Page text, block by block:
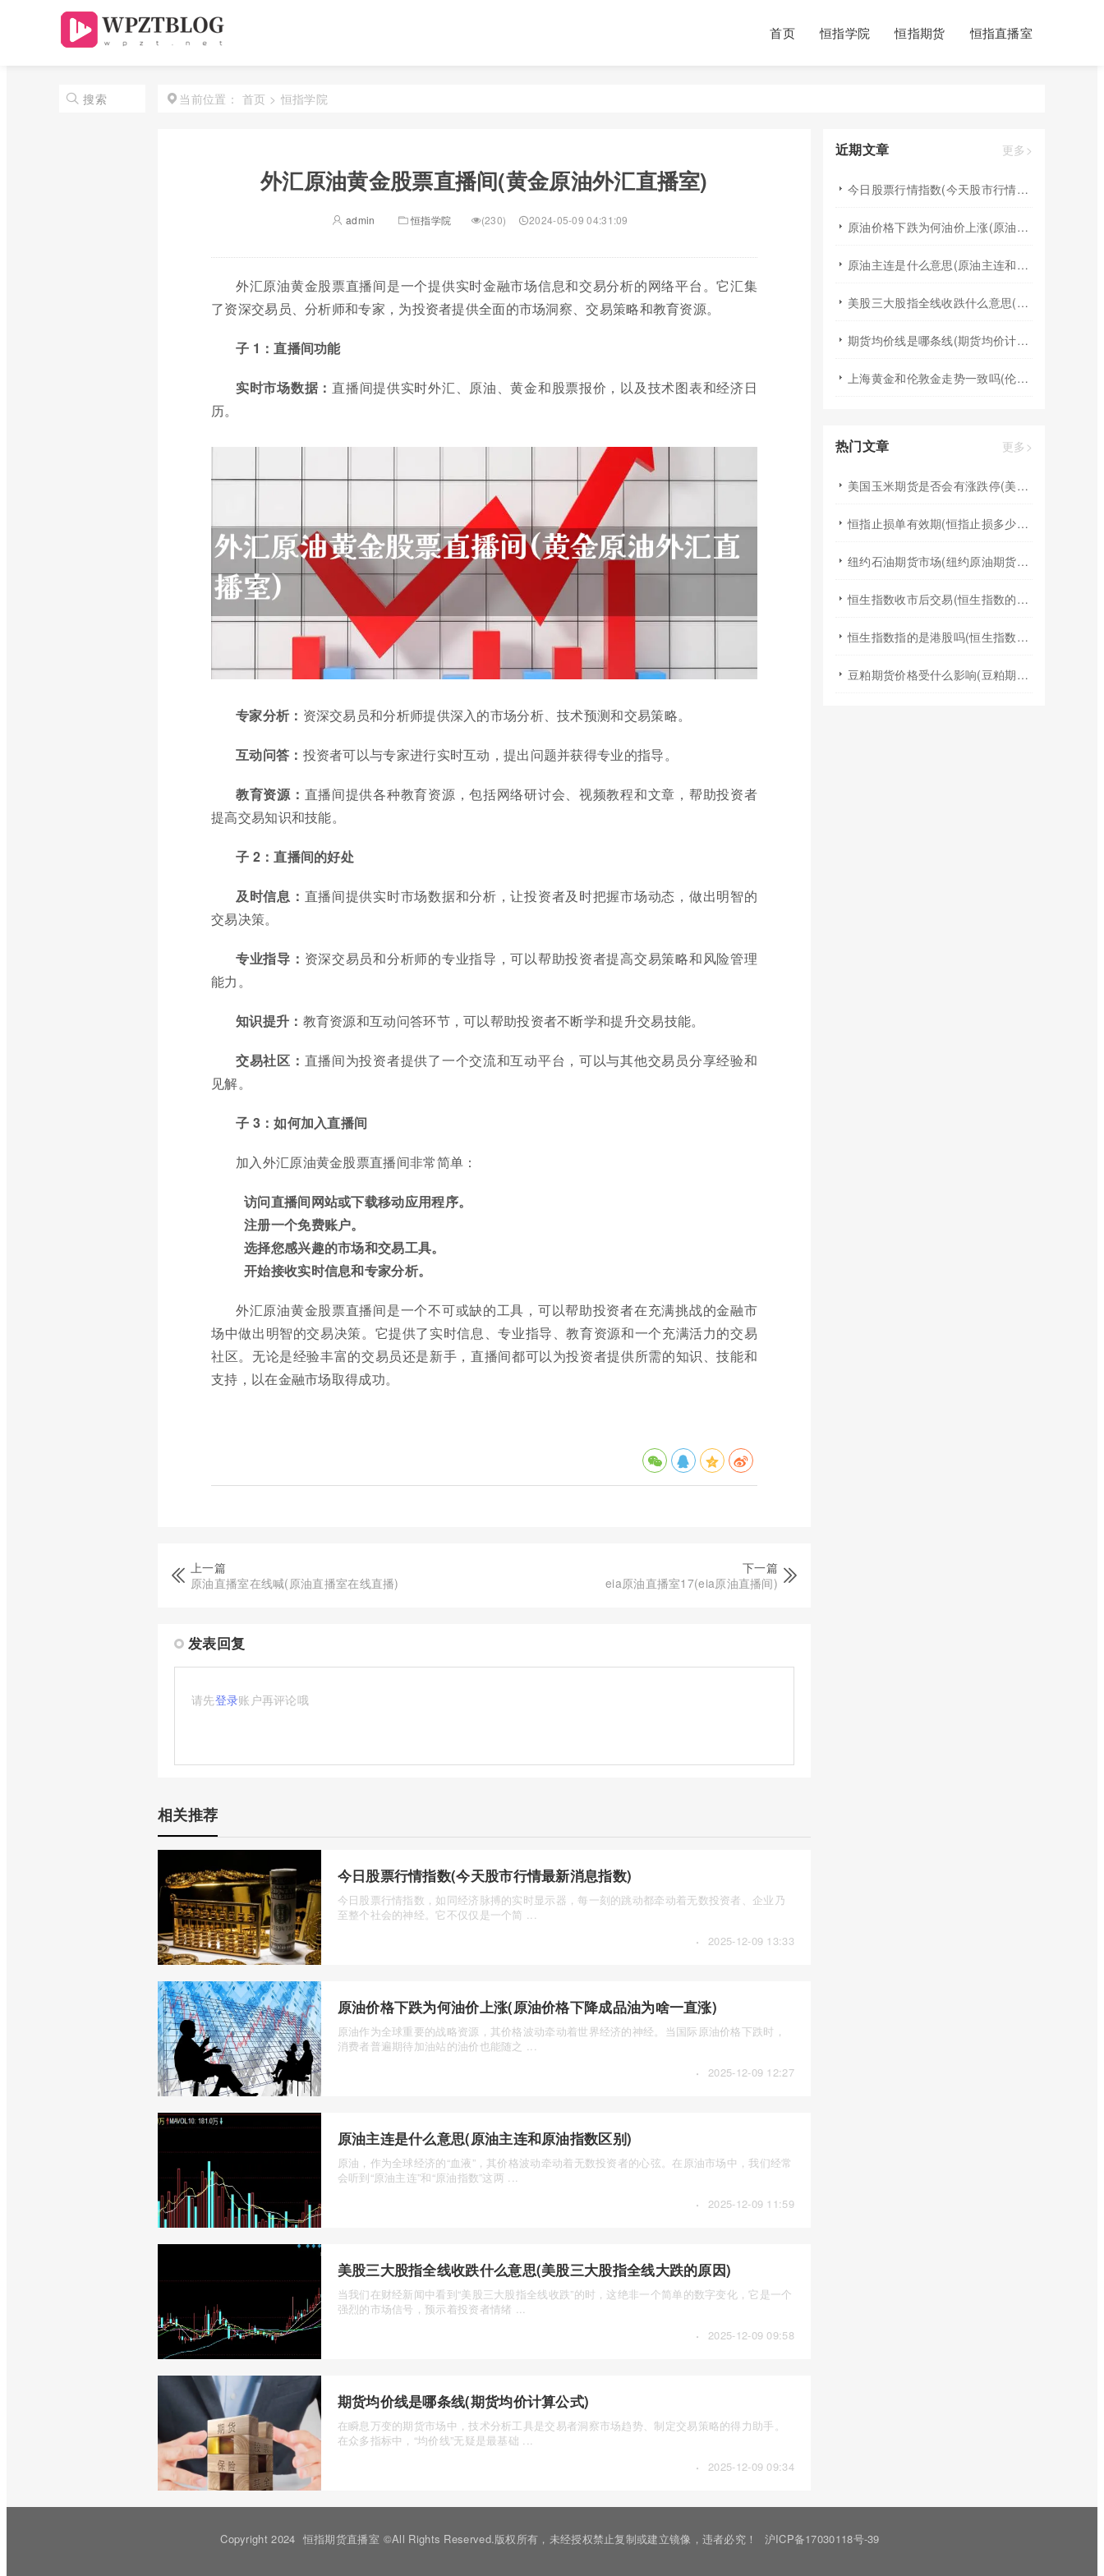
首页 恒指学院 恒指期货 恒指直播室
搜索 当前位置： 首页 > 恒指学院
外汇原油黄金股票直播间(黄金原油外汇直播室)
admin 恒指学院 (230) 2024-05-09 04:31:09
外汇原油黄金股票直播间是一个提供实时金融市场信息和交易分析的网络平台。它汇集
了资深交易员、分析师和专家，为投资者提供全面的市场洞察、交易策略和教育资源。
子 1：直播间功能
实时市场数据： 直播间提供实时外汇、原油、黄金和股票报价，以及技术图表和经济日
历。
专家分析： 资深交易员和分析师提供深入的市场分析、技术预测和交易策略。
互动问答： 投资者可以与专家进行实时互动，提出问题并获得专业的指导。
教育资源： 直播间提供各种教育资源，包括网络研讨会、视频教程和文章，帮助投资者
提高交易知识和技能。
子 2：直播间的好处
及时信息： 直播间提供实时市场数据和分析，让投资者及时把握市场动态，做出明智的
交易决策。
专业指导： 资深交易员和分析师的专业指导，可以帮助投资者提高交易策略和风险管理
能力。
知识提升： 教育资源和互动问答环节，可以帮助投资者不断学和提升交易技能。
交易社区： 直播间为投资者提供了一个交流和互动平台，可以与其他交易员分享经验和
见解。
子 3：如何加入直播间
加入外汇原油黄金股票直播间非常简单：
访问直播间网站或下载移动应用程序。
注册一个免费账户。
选择您感兴趣的市场和交易工具。
开始接收实时信息和专家分析。
外汇原油黄金股票直播间是一个不可或缺的工具，可以帮助投资者在充满挑战的金融市
场中做出明智的交易决策。它提供了实时信息、专业指导、教育资源和一个充满活力的交易
社区。无论是经验丰富的交易员还是新手，直播间都可以为投资者提供所需的知识、技能和
支持，以在金融市场取得成功。
上一篇
原油直播室在线喊(原油直播室在线直播)
下一篇
eia原油直播室17(eia原油直播间)
发表回复
请先登录账户再评论哦
相关推荐
今日股票行情指数(今天股市行情最新消息指数)
今日股票行情指数，如同经济脉搏的实时显示器，每一刻的跳动都牵动着无数投资者、企业乃
至整个社会的神经。它不仅仅是一个简 ...
· 2025-12-09 13:33
原油价格下跌为何油价上涨(原油价格下降成品油为啥一直涨)
原油作为全球重要的战略资源，其价格波动牵动着世界经济的神经。当国际原油价格下跌时，
消费者普遍期待加油站的油价也能随之 ...
· 2025-12-09 12:27
原油主连是什么意思(原油主连和原油指数区别)
原油，作为全球经济的“血液”，其价格波动牵动着无数投资者的心弦。在原油市场中，我们经常
会听到“原油主连”和“原油指数”这两 ...
· 2025-12-09 11:59
美股三大股指全线收跌什么意思(美股三大股指全线大跌的原因)
当我们在财经新闻中看到“美股三大股指全线收跌”的时，这绝非一个简单的数字变化，它是一个
强烈的市场信号，预示着投资者情绪 ...
· 2025-12-09 09:58
期货均价线是哪条线(期货均价计算公式)
在瞬息万变的期货市场中，技术分析工具是交易者洞察市场趋势、制定交易策略的得力助手。
在众多指标中，“均价线”无疑是最基础 ...
· 2025-12-09 09:34
近期文章 更多>
今日股票行情指数(今天股市行情最新消息指数)
原油价格下跌为何油价上涨(原油价格下降成品油为啥一直涨)
原油主连是什么意思(原油主连和原油指数区别)
美股三大股指全线收跌什么意思(美股三大股指全线大跌的原因)
期货均价线是哪条线(期货均价计算公式)
上海黄金和伦敦金走势一致吗(伦敦金和黄金的区别)
热门文章 更多>
美国玉米期货是否会有涨跌停(美国玉米期货交易时间)
恒指止损单有效期(恒指止损多少合理)
纽约石油期货市场(纽约原油期货实时行情走势)
恒生指数收市后交易(恒生指数的收盘价)
恒生指数指的是港股吗(恒生指数是指港股么)
豆粕期货价格受什么影响(豆粕期货价格受什么影响大)
Copyright 2024 恒指期货直播室 ©All Rights Reserved.版权所有，未经授权禁止复制或建立镜像，违者必究！ 沪ICP备17030118号-39